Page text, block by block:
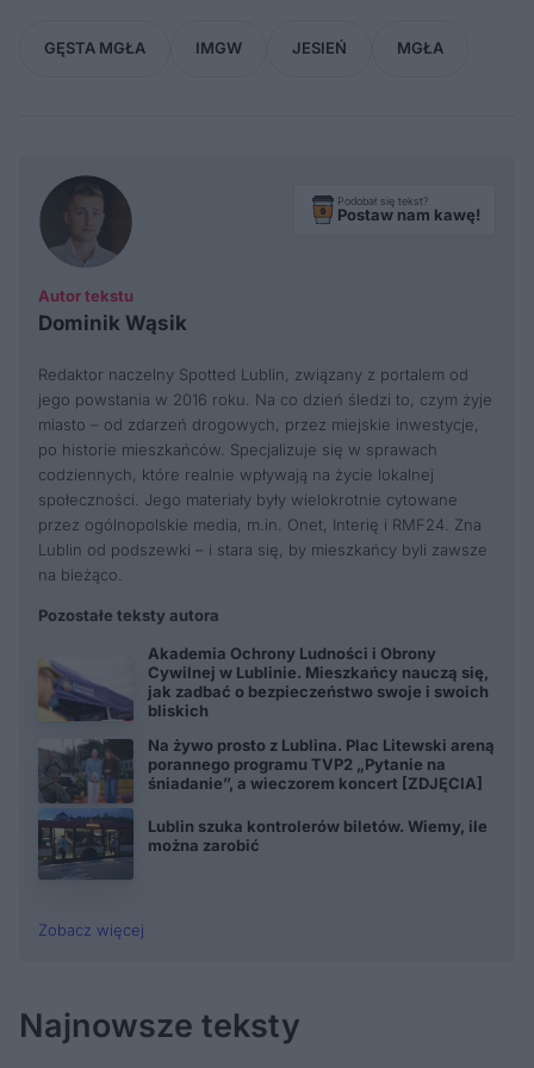
GĘSTA MGŁA IMGW JESIEŃ MGŁA
Autor tekstu
Dominik Wąsik
Podobał się tekst?
Postaw nam kawę!
Redaktor naczelny Spotted Lublin, związany z portalem od
jego powstania w 2016 roku. Na co dzień śledzi to, czym żyje
miasto – od zdarzeń drogowych, przez miejskie inwestycje,
po historie mieszkańców. Specjalizuje się w sprawach
codziennych, które realnie wpływają na życie lokalnej
społeczności. Jego materiały były wielokrotnie cytowane
przez ogólnopolskie media, m.in. Onet, Interię i RMF24. Zna
Lublin od podszewki – i stara się, by mieszkańcy byli zawsze
na bieżąco.
Pozostałe teksty autora
Akademia Ochrony Ludności i Obrony
Cywilnej w Lublinie. Mieszkańcy nauczą się,
jak zadbać o bezpieczeństwo swoje i swoich
bliskich
Na żywo prosto z Lublina. Plac Litewski areną
porannego programu TVP2 „Pytanie na
śniadanie”, a wieczorem koncert [ZDJĘCIA]
Lublin szuka kontrolerów biletów. Wiemy, ile
można zarobić
Zobacz więcej
Najnowsze teksty